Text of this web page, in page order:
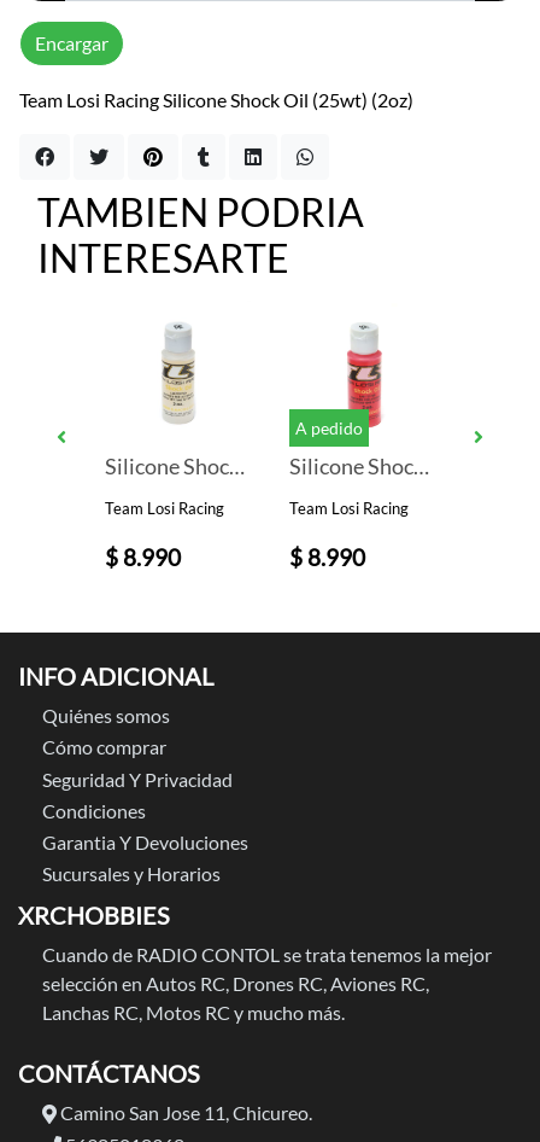
Encargar
Team Losi Racing Silicone Shock Oil (25wt) (2oz)
TAMBIEN PODRIA
INTERESARTE
Silicone Shock Oil, 32.5WT, 379CST, 2oz
Team Losi Racing
$ 8.990
A pedido
Silicone Shock Oil, 15WT, 104CST, 2oz
Team Losi Racing
$ 8.990
INFO ADICIONAL
Quiénes somos
Cómo comprar
Seguridad Y Privacidad
Condiciones
Garantia Y Devoluciones
Sucursales y Horarios
XRCHOBBIES
Cuando de RADIO CONTOL se trata tenemos la mejor
selección en Autos RC, Drones RC, Aviones RC,
Lanchas RC, Motos RC y mucho más.
CONTÁCTANOS
Camino San Jose 11, Chicureo.